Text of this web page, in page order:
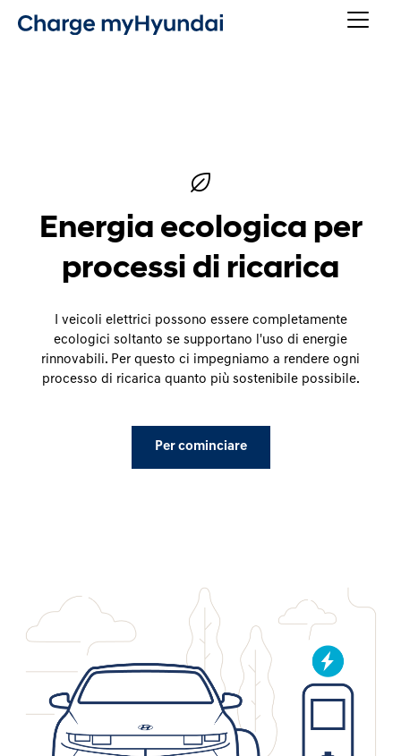
Energia ecologica per
processi di ricarica
I veicoli elettrici possono essere completamente
ecologici soltanto se supportano l'uso di energie
rinnovabili. Per questo ci impegniamo a rendere ogni
processo di ricarica quanto più sostenibile possibile.
Per cominciare